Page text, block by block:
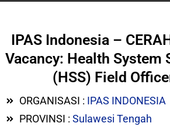
IPAS Indonesia –
Vacancy: Health System
(HSS) Field
ORGANISASI : IPAS INDONESIA
PROVINSI : Sulawesi Tengah